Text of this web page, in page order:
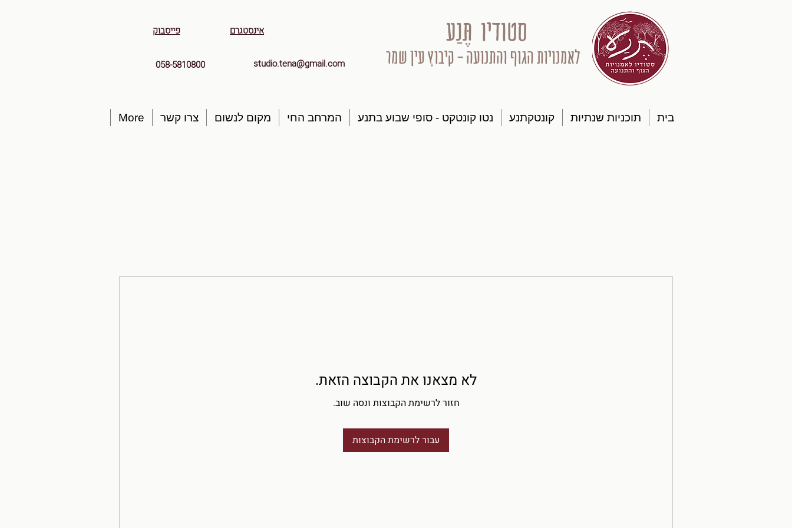
פייסבוק אינסטגרם
058-5810800 studio.tena@gmail.com
סטודיו תֶּנַע
לאמנויות הגוף והתנועה - קיבוץ עין שמר
בית תוכניות שנתיות קונטקתנע נטו קונטקט - סופי שבוע בתנע המרחב החי מקום לנשום צרו קשר More
לא מצאנו את הקבוצה הזאת.
חזור לרשימת הקבוצות ונסה שוב.
עבור לרשימת הקבוצות